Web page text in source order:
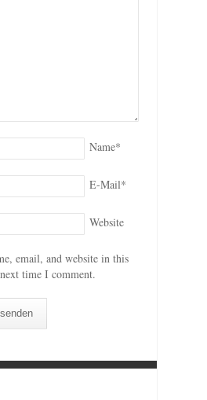
Name*
E-Mail*
Website
email, and website in this
time I comment.